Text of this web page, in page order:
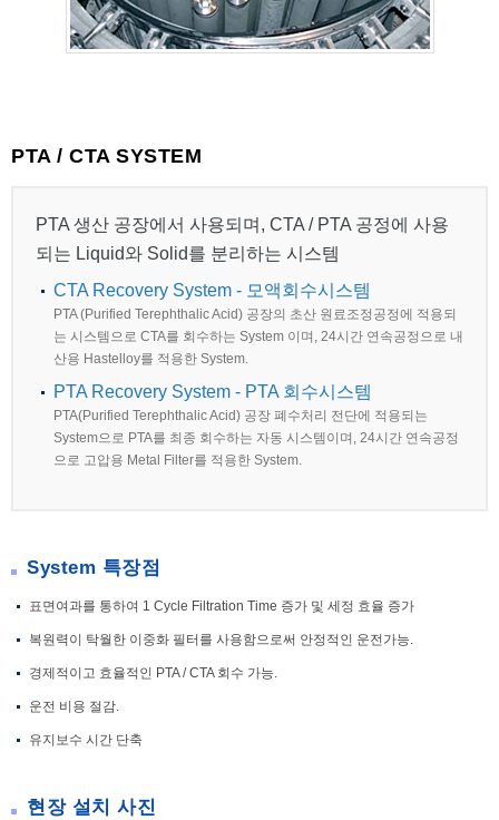
PTA / CTA SYSTEM
PTA 생산 공장에서 사용되며, CTA / PTA 공정에 사용
되는 Liquid와 Solid를 분리하는 시스템
CTA Recovery System - 모액회수시스템
PTA (Purified Terephthalic Acid) 공장의 초산 원료조정공정에 적용되
는 시스템으로 CTA를 회수하는 System 이며, 24시간 연속공정으로 내
산용 Hastelloy를 적용한 System.
PTA Recovery System - PTA 회수시스템
PTA(Purified Terephthalic Acid) 공장 폐수처리 전단에 적용되는
System으로 PTA를 최종 회수하는 자동 시스템이며, 24시간 연속공정
으로 고압용 Metal Filter를 적용한 System.
System 특장점
표면여과를 통하여 1 Cycle Filtration Time 증가 및 세정 효율 증가
복원력이 탁월한 이중화 필터를 사용함으로써 안정적인 운전가능.
경제적이고 효율적인 PTA / CTA 회수 가능.
운전 비용 절감.
유지보수 시간 단축
현장 설치 사진